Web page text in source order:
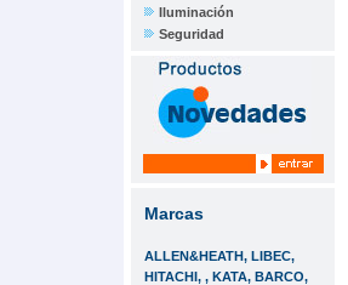
Iluminación
Seguridad
Marcas
ALLEN&HEATH, LIBEC,
HITACHI, , KATA, BARCO,